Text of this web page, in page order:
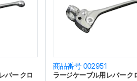
バー クロ
商品番号 002951
ラージケーブル用レバー ク